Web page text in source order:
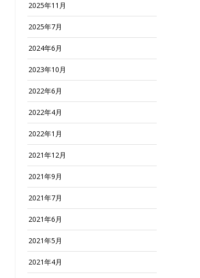
2025年11月
2025年7月
2024年6月
2023年10月
2022年6月
2022年4月
2022年1月
2021年12月
2021年9月
2021年7月
2021年6月
2021年5月
2021年4月